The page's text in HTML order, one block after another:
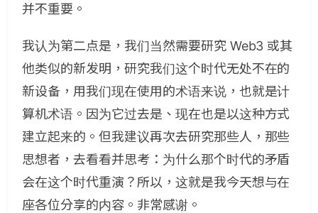
并不重要。
我认为第二点是，我们当然需要研究 Web3 或其
他类似的新发明，研究我们这个时代无处不在的
新设备，用我们现在使用的术语来说，也就是计
算机术语。因为它过去是、现在也是以这种方式
建立起来的。但我建议再次去研究那些人，那些
思想者，去看看并思考：为什么那个时代的矛盾
会在这个时代重演？所以，这就是我今天想与在
座各位分享的内容。非常感谢。